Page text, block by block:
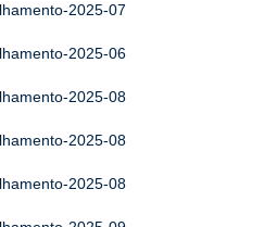
2025-07
2025-06
2025-08
2025-08
2025-08